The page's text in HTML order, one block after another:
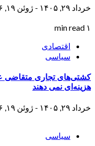
خرداد ۲۹, ۱۴۰۵ - ژوئن ۱۹, ۲۰۲۶
۱ min read
اقتصادی
سیاسی
هزینه‌ای نمی دهند
خرداد ۲۹, ۱۴۰۵ - ژوئن ۱۹, ۲۰۲۶
سیاسی